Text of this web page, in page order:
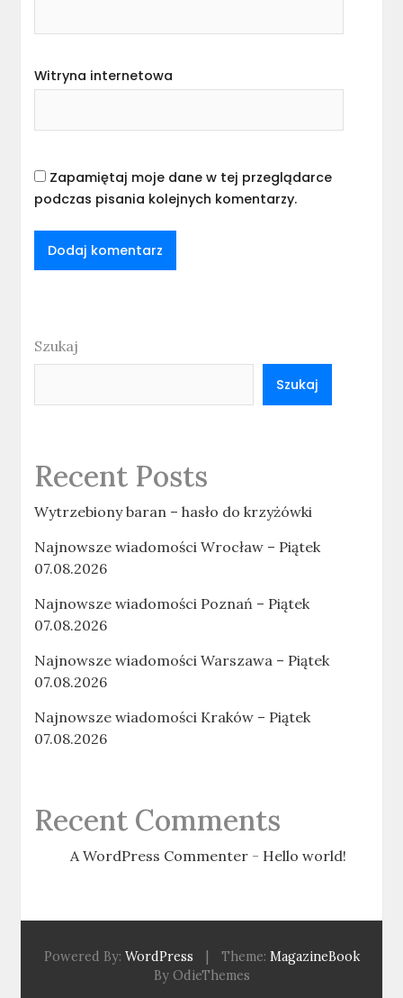
Witryna internetowa
Zapamiętaj moje dane w tej przeglądarce
podczas pisania kolejnych komentarzy.
Szukaj
Szukaj
Recent Posts
Wytrzebiony baran – hasło do krzyżówki
Najnowsze wiadomości Wrocław – Piątek
07.08.2026
Najnowsze wiadomości Poznań – Piątek
07.08.2026
Najnowsze wiadomości Warszawa – Piątek
07.08.2026
Najnowsze wiadomości Kraków – Piątek
07.08.2026
Recent Comments
A WordPress Commenter - Hello world!
Powered By: WordPress Theme: MagazineBook
By OdieThemes